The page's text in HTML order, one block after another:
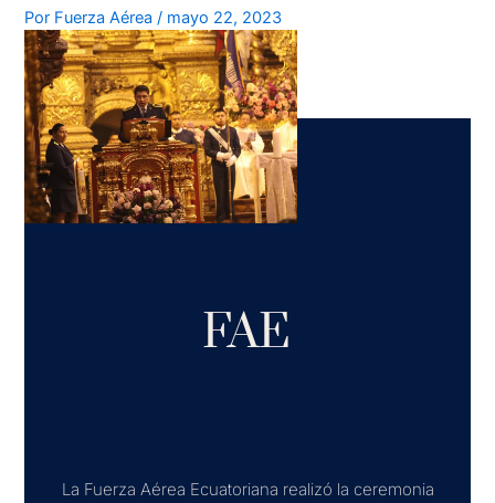
Por Fuerza Aérea/ mayo 22, 2023
FAE
La Fuerza Aérea Ecuatoriana realizó la ceremonia